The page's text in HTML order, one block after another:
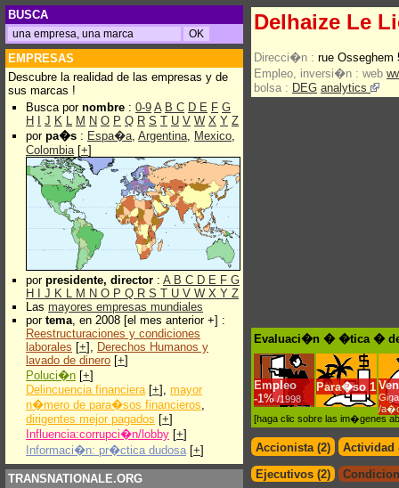
BUSCA
EMPRESAS
Descubre la realidad de las empresas y de
sus marcas !
Busca por nombre : 0-9 A B C D E F G
H
J K L M N O P Q R S T U V W X Y Z
por pa�s : Espa�a, Argentina, Mexico,
Colombia[+]
por presidente, director : A B C D E F G
H
J K L M N O P Q R S T U V W X Y Z
Las mayores empresas mundiales
por tema, en 2008 [el mes anterior +] :
Reestructuraciones y condiciones
laborales [+], Derechos Humanos y
lavado de dinero [+]
Poluci�n [+]
Delincuencia financiera[+], mayor
n�mero de para�sos financieros,
dirigentes mejor pagados [+]
Influencia:corrupci�n/lobby [+]
Informaci�n: pr�ctica dudosa [+]
TRANSNATIONALE.ORG
Delhaize Le
Direcci�n : rue Osseghem
Empleo, inversi�n : web
bolsa : DEG analytics
Evaluaci�n � �tica �
Empleo
-1% /1998
Para�so 1
/
[haga clic sobre las im�genes
Accionista (2)
Actividad
Ejecutivos (2)